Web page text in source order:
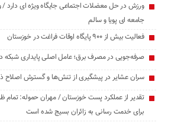
ورزش در حل معضلات اجتماعی جایگاه ویژه ای دارد /
جامعه ‌ای پویا و سالم
فعالیت بیش از ۹۰۰ پایگاه اوقات فراغت در خوزستان
صرفه‌جویی در مصرف برق؛ عامل اصلی پایداری شبکه
سران عشایر در پیشگیری از تنش‌ها و گسترش اصلاح
تقدیر از عملکرد پست خوزستان / مهران حموله:
برای خدمت ‌رسانی به زائران بسیج شده است